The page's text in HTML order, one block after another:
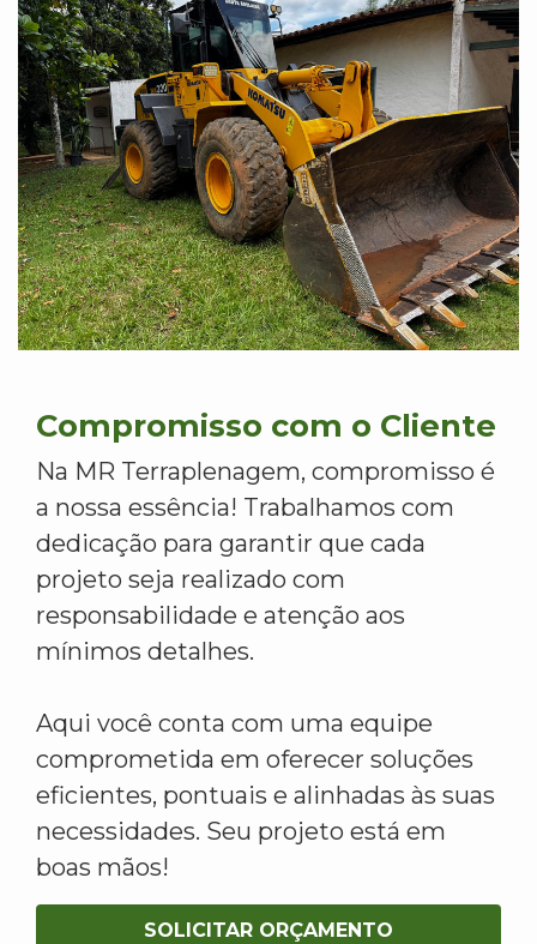
Compromisso com o Cliente
Na MR Terraplenagem, compromisso é
a nossa essência! Trabalhamos com
dedicação para garantir que cada
projeto seja realizado com
responsabilidade e atenção aos
mínimos detalhes.
Aqui você conta com uma equipe
comprometida em oferecer soluções
eficientes, pontuais e alinhadas às suas
necessidades. Seu projeto está em
boas mãos!
SOLICITAR ORÇAMENTO